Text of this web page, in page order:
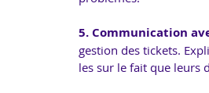
5. Communication
gestion des tickets.
les sur le fait que leurs